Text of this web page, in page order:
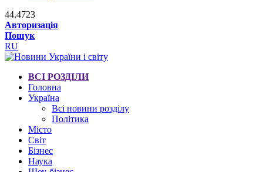
44.4723
Авторизація
Пошук
RU
ВСІ РОЗДІЛИ
Головна
Україна
Всі новини розділу
Політика
Місто
Світ
Бізнес
Наука